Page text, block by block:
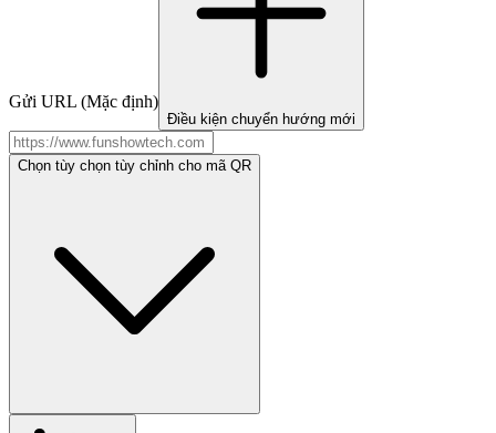
Gửi URL (Mặc định)
Điều kiện chuyển hướng mới
Chọn tùy chọn tùy chỉnh cho mã QR